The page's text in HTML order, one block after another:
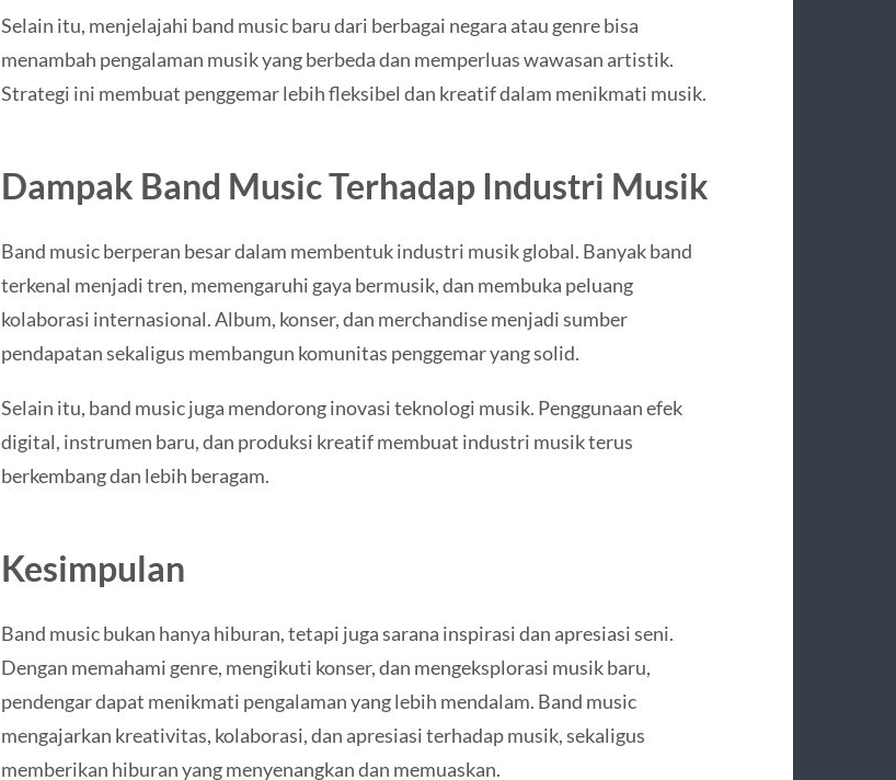
Selain itu, menjelajahi band music baru dari berbagai negara atau genre bisa
menambah pengalaman musik yang berbeda dan memperluas wawasan artistik.
Strategi ini membuat penggemar lebih fleksibel dan kreatif dalam menikmati musik.
Dampak Band Music Terhadap Industri Musik
Band music berperan besar dalam membentuk industri musik global. Banyak band
terkenal menjadi tren, memengaruhi gaya bermusik, dan membuka peluang
kolaborasi internasional. Album, konser, dan merchandise menjadi sumber
pendapatan sekaligus membangun komunitas penggemar yang solid.
Selain itu, band music juga mendorong inovasi teknologi musik. Penggunaan efek
digital, instrumen baru, dan produksi kreatif membuat industri musik terus
berkembang dan lebih beragam.
Kesimpulan
Band music bukan hanya hiburan, tetapi juga sarana inspirasi dan apresiasi seni.
Dengan memahami genre, mengikuti konser, dan mengeksplorasi musik baru,
pendengar dapat menikmati pengalaman yang lebih mendalam. Band music
mengajarkan kreativitas, kolaborasi, dan apresiasi terhadap musik, sekaligus
memberikan hiburan yang menyenangkan dan memuaskan.